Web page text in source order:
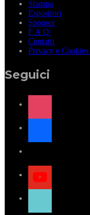
Stampa
Espositori
Sponsor
F.A.Q.
Contatti
Privacy e
Seguici
instagram
facebook
x
youtube
tiktok